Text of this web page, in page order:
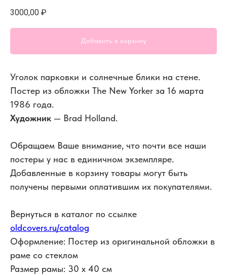
3000,00 ₽
Добавить в корзину
Уголок парковки и солнечные блики на стене.
Постер из обложки The New Yorker за 16 марта
1986 года.
Художник — Brad Holland.
Обращаем Ваше внимание, что почти все наши
постеры у нас в единичном экземпляре.
Добавленные в корзину товары могут быть
получены первыми оплатившим их покупателями.
Вернуться в каталог по ссылке
oldcovers.ru/catalog
Оформление: Постер из оригинальной обложки в
раме со стеклом
Размер рамы: 30 x 40 см